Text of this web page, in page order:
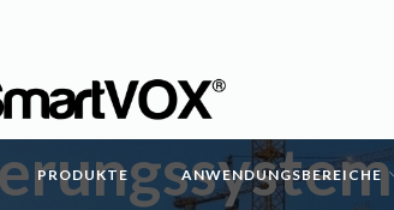
PRODUKTE ANWENDUNGSBEREICHE